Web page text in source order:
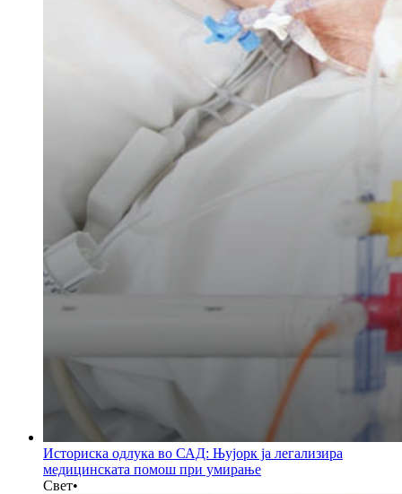
Историска одлука во САД: Њујорк ја легализира
медицинската помош при умирање
Свет•